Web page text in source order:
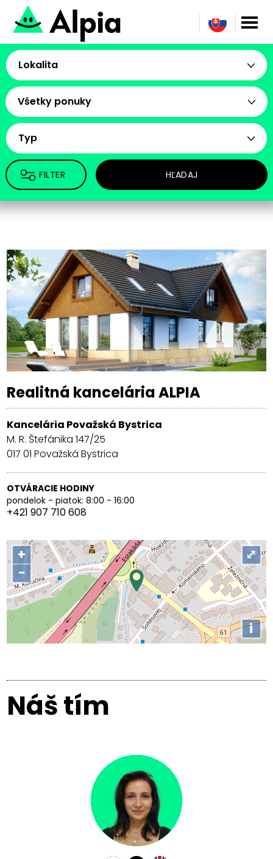
Lokalita
Všetky ponuky
Typ
FILTER HĽADAJ
Realitná kancelária ALPIA
Kancelária Považská Bystrica
M. R. Štefánika 147/25
017 01 Považská Bystrica
OTVÁRACIE HODINY
pondelok - piatok: 8:00 - 16:00
+421 907 710 608
+
−
i
⤢
Náš tím